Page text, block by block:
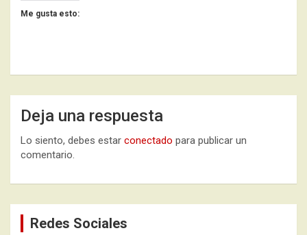
Me gusta esto:
Deja una respuesta
Lo siento, debes estar conectado para publicar un
comentario.
Redes Sociales